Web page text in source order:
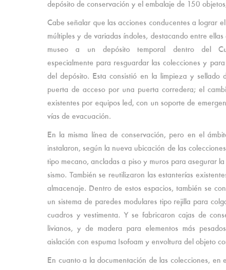
depósito de conservación y el embalaje de 150
Cabe señalar que las acciones conducentes a lograr
múltiples y de variadas índoles, destacando entre
museo a un depósito temporal dentro del
especialmente para resguardar las colecciones y
del depósito. Esta consistió en la limpieza y sellado
puerta de acceso por una puerta corredera; el
existentes por equipos led, con un soporte de
vías de evacuación.
En la misma línea de conservación, pero en el
instalaron, según la nueva ubicación de las
tipo mecano, ancladas a piso y muros para asegurar
sismo. También se reutilizaron las estanterías
almacenaje. Dentro de estos espacios, también se
un sistema de paredes modulares tipo rejilla para
cuadros y vestimenta. Y se fabricaron cajas de
livianos, y de madera para elementos más
aislación con espuma Isofoam y envoltura del objeto
En cuanto a la documentación de las colecciones, en